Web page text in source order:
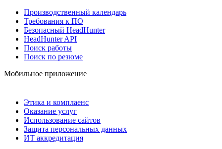
Производственный календарь
Требования к ПО
Безопасный HeadHunter
HeadHunter API
Поиск работы
Поиск по резюме
Мобильное приложение
Этика и комплаенс
Оказание услуг
Использование сайтов
Защита персональных данных
ИТ аккредитация